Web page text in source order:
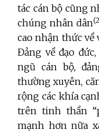
tác cán bộ cũng
chúng nhân dân
cao nhận thức về
Đảng về đạo
ngũ cán bộ,
thường xuyên,
rộng các khía
trên tinh thần
mạnh hơn nữa